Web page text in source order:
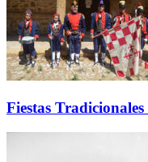
Fiestas